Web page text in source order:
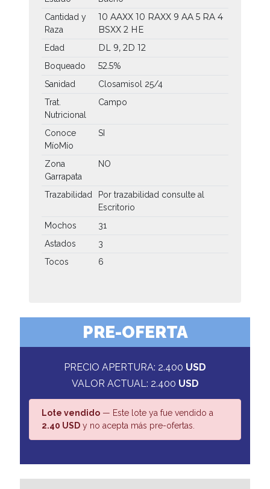
Cantidad y
Raza
10 AAXX 10 RAXX 9 AA 5 RA 4
BSXX 2 HE
Edad DL 9, 2D 12
Boqueado 52.5%
Sanidad
Closamisol 25/4
Trat.
Nutricional
Campo
Conoce
MíoMío
SI
Zona
Garrapata
NO
Trazabilidad
Por trazabilidad consulte al
Escritorio
Mochos
31
Astados
3
Tocos
6
PRE-OFERTA
PRECIO APERTURA: 2.400 USD
VALOR ACTUAL: 2.400 USD
Lote vendido — Este lote ya fue vendido a
2.40 USD y no acepta más pre-ofertas.